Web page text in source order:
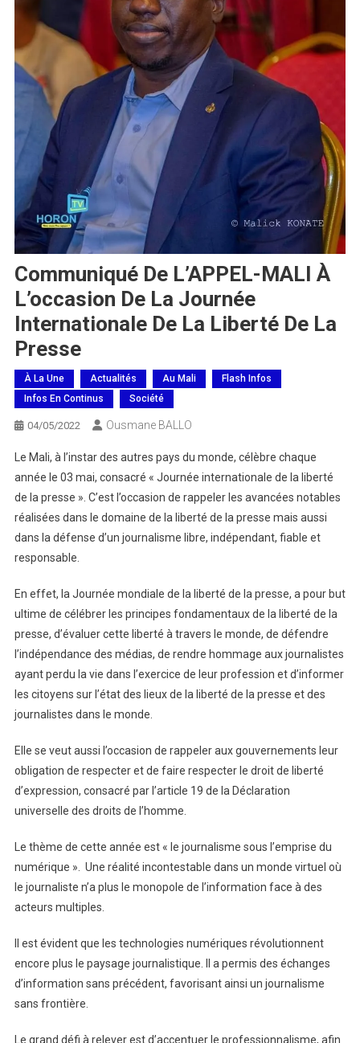
Communiqué De L’APPEL-MALI À
L’occasion De La Journée
Internationale De La Liberté De La
Presse
À La Une Actualités Au Mali
Flash Infos
Infos En Continus
Société
04/05/2022 Ousmane BALLO
Le Mali, à l’instar des autres pays du monde, célèbre chaque
année le 03 mai, consacré « Journée internationale de la liberté
de la presse ». C’est l’occasion de rappeler les avancées notables
réalisées dans le domaine de la liberté de la presse mais aussi
dans la défense d’un journalisme libre, indépendant, fiable et
responsable.
En effet, la Journée mondiale de la liberté de la presse, a pour but
ultime de célébrer les principes fondamentaux de la liberté de la
presse, d’évaluer cette liberté à travers le monde, de défendre
l’indépendance des médias, de rendre hommage aux journalistes
ayant perdu la vie dans l’exercice de leur profession et d’informer
les citoyens sur l’état des lieux de la liberté de la presse et des
journalistes dans le monde.
Elle se veut aussi l’occasion de rappeler aux gouvernements leur
obligation de respecter et de faire respecter le droit de liberté
d’expression, consacré par l’article 19 de la Déclaration
universelle des droits de l’homme.
Le thème de cette année est « le journalisme sous l’emprise du
numérique ». Une réalité incontestable dans un monde virtuel où
le journaliste n’a plus le monopole de l’information face à des
acteurs multiples.
Il est évident que les technologies numériques révolutionnent
encore plus le paysage journalistique. Il a permis des échanges
d’information sans précédent, favorisant ainsi un journalisme
sans frontière.
Le grand défi à relever est d’accentuer le professionnalisme, afin